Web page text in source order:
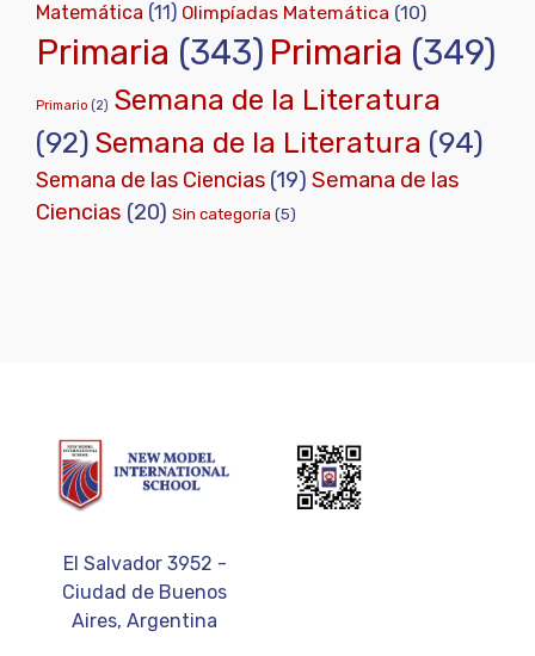
Matemática (11) Olimpíadas Matemática (10)
Primaria (343) Primaria (349)
Primario (2) Semana de la Literatura
(92) Semana de la Literatura (94)
Semana de las Ciencias (19) Semana de las
Ciencias (20) Sin categoría (5)
El Salvador 3952 -
Ciudad de Buenos
Aires, Argentina